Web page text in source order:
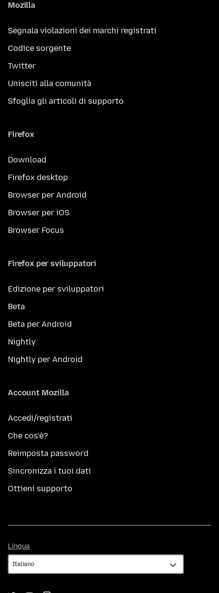
Mozilla
Segnala violazioni dei marchi registrati
Codice sorgente
Twitter
Unisciti alla comunità
Sfoglia gli articoli di supporto
Firefox
Download
Firefox desktop
Browser per Android
Browser per iOS
Browser Focus
Firefox per sviluppatori
Edizione per sviluppatori
Beta
Beta per Android
Nightly
Nightly per Android
Account Mozilla
Accedi/registrati
Che cos’è?
Reimposta password
Sincronizza i tuoi dati
Ottieni supporto
Lingua